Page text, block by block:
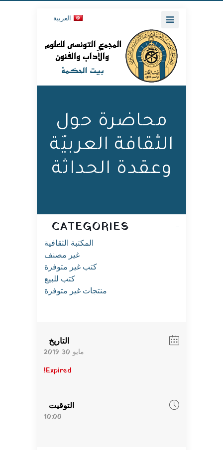
العربية
محاضرة حول
الثقافة العربيّة
وعقدة الحداثة
CATEGORIES
المكتبة الثقافية
غير مصنف
كتب غير متوفرة
كتب للبيع
منتجات غير متوفرة
التاريخ
مايو 30 2019
Expired!
التوقيت
10:00